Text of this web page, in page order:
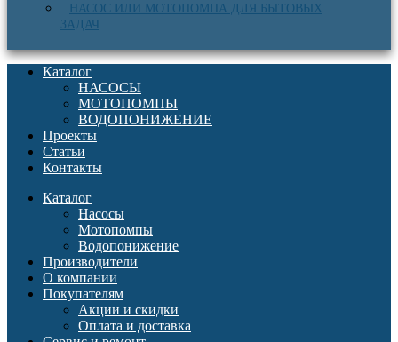
НАСОС ИЛИ МОТОПОМПА ДЛЯ БЫТОВЫХ
ЗАДАЧ
Каталог
НАСОСЫ
МОТОПОМПЫ
ВОДОПОНИЖЕНИЕ
Проекты
Статьи
Контакты
Каталог
Насосы
Мотопомпы
Водопонижение
Производители
О компании
Покупателям
Акции и скидки
Оплата и доставка